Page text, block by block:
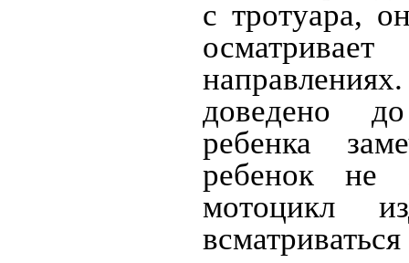
с тротуара,
доведено
ребенка
ребенок не
мотоцикл